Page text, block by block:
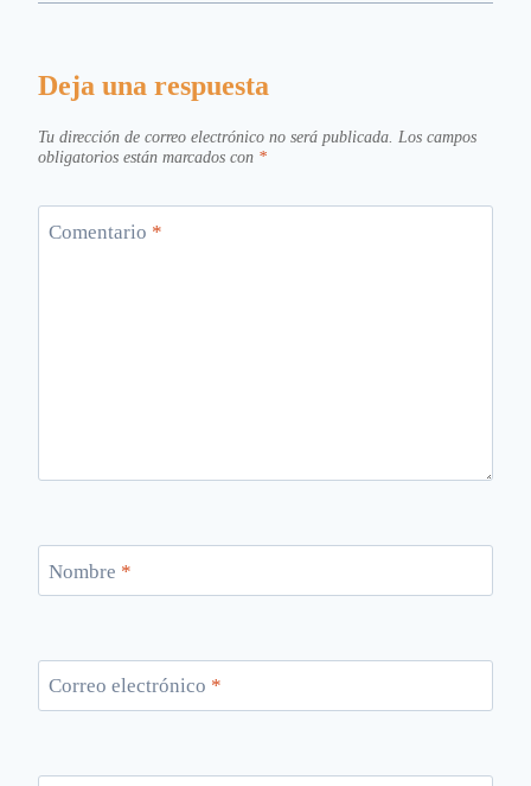
Deja una respuesta
Tu dirección de correo electrónico no será publicada. Los campos
obligatorios están marcados con *
Comentario *
Nombre *
Correo electrónico *